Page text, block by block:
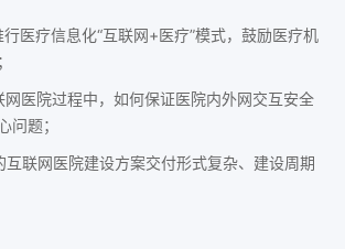
医疗信息化“互联网+医疗”模式，鼓励医疗机
网医院过程中，如何保证医院内外网交互安全
问题；
互联网医院建设方案交付形式复杂、建设周期